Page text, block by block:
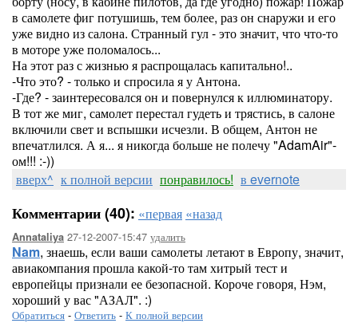
в самолете фиг потушишь, тем более, раз он снаружи и его
уже видно из салона. Странный гул - это значит, что что-то
в моторе уже поломалось...
На этот раз с жизнью я распрощалась капитально!..
-Что это? - только и спросила я у Антона.
-Где? - заинтересовался он и повернулся к иллюминатору.
В тот же миг, самолет перестал гудеть и трястись, в салоне
включили свет и вспышки исчезли. В общем, Антон не
впечатлился. А я... я никогда больше не полечу "AdamAir"-
ом!!! :-))
вверх^ к полной версии понравилось! в evernote
Комментарии (40): «первая «назад
Annataliya 27-12-2007-15:47 удалить
Nam, знаешь, если ваши самолеты летают в Европу, значит,
авиакомпания прошла какой-то там хитрый тест и
европейцы признали ее безопасной. Короче говоря, Нэм,
хороший у вас "АЗАЛ". :)
Обратиться - Ответить - К полной версии